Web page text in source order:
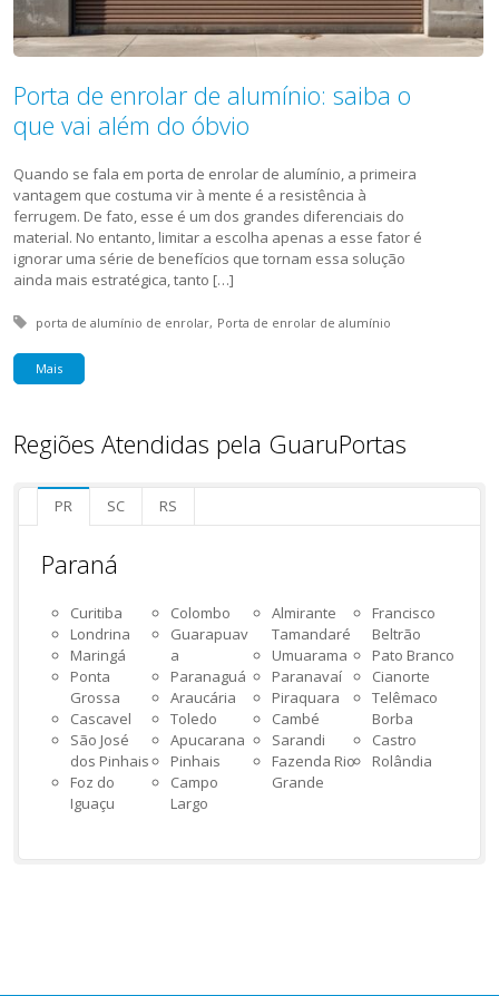
Porta de enrolar de alumínio: saiba o
que vai além do óbvio
Quando se fala em porta de enrolar de alumínio, a primeira
vantagem que costuma vir à mente é a resistência à
ferrugem. De fato, esse é um dos grandes diferenciais do
material. No entanto, limitar a escolha apenas a esse fator é
ignorar uma série de benefícios que tornam essa solução
ainda mais estratégica, tanto […]
Tagged with:
porta de alumínio de enrolar Porta de enrolar de alumínio
Mais
Regiões Atendidas pela GuaruPortas
PR SC RS
Paraná
Curitiba
Londrina
Maringá
Ponta
Grossa
Cascavel
São José
dos Pinhais
Foz do
Iguaçu
Colombo
Guarapuav
a
Paranaguá
Araucária
Toledo
Apucarana
Pinhais
Campo
Largo
Almirante
Tamandaré
Umuarama
Paranavaí
Piraquara
Cambé
Sarandi
Fazenda Rio
Grande
Francisco
Beltrão
Pato Branco
Cianorte
Telêmaco
Borba
Castro
Rolândia